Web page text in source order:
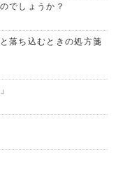
でしょうか？
落ち込むときの処方箋